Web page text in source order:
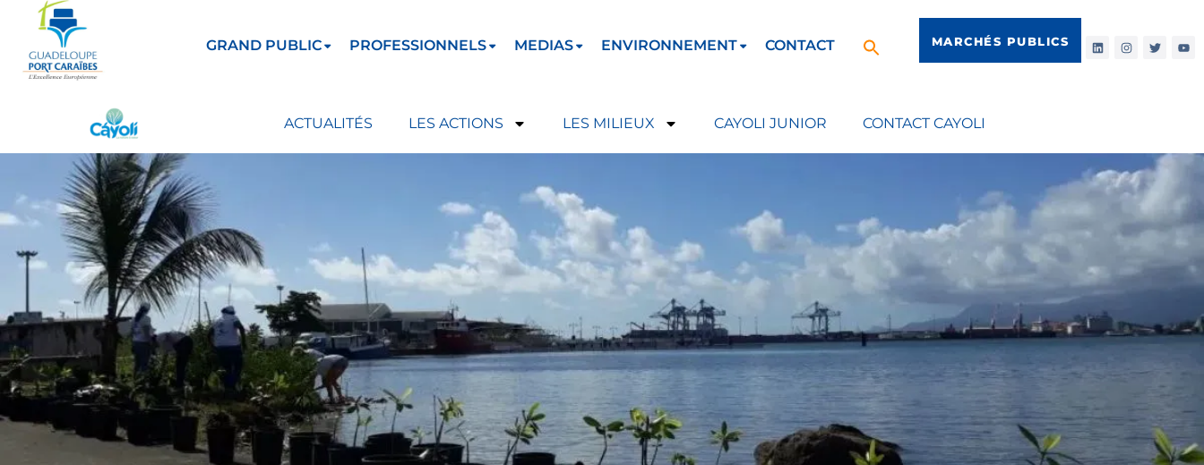
GRAND PUBLIC PROFESSIONNELS MEDIAS ENVIRONNEMENT CONTACT MARCHÉS PUBLICS
ACTUALITÉS LES ACTIONS LES MILIEUX CAYOLI JUNIOR CONTACT CAYOLI